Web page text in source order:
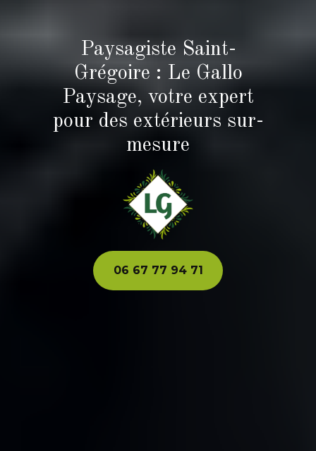
Paysagiste Saint-
Grégoire : Le Gallo
Paysage, votre expert
pour des extérieurs sur-
mesure
06 67 77 94 71